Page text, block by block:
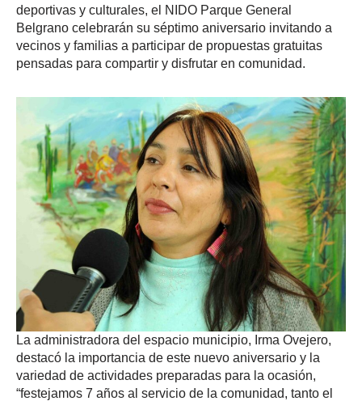
deportivas y culturales, el NIDO Parque General
Belgrano celebrarán su séptimo aniversario invitando a
vecinos y familias a participar de propuestas gratuitas
pensadas para compartir y disfrutar en comunidad.
La administradora del espacio municipio, Irma Ovejero,
destacó la importancia de este nuevo aniversario y la
variedad de actividades preparadas para la ocasión,
“festejamos 7 años al servicio de la comunidad, tanto el